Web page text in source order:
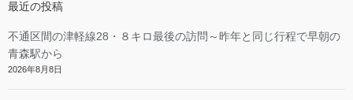
最近の投稿
不通区間の津軽線28・８キロ最後の訪問～昨年と同じ行程で早朝の
青森駅から
2026年8月8日